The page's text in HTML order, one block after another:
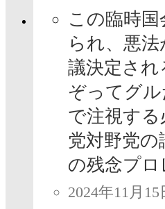
この臨時
られ、悪
議決定され
ぞってグル
で注視す
党対野党の
の残念プロ
2024年11月15